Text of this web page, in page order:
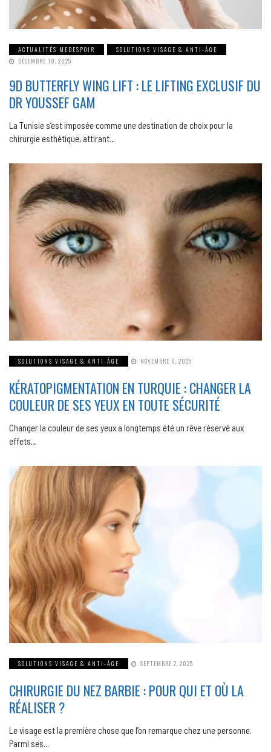
ACTUALITÉS MEDESPOIR
SOLUTIONS VISAGE & ANTI-ÂGE
DÉCEMBRE 10, 2025
9D BUTTERFLY WING LIFT : LE LIFTING EXCLUSIF DU
DR YOUSSEF GAM
La Tunisie s’est imposée comme une destination de choix pour la
chirurgie esthétique, attirant…
SOLUTIONS VISAGE & ANTI-ÂGE NOVEMBRE 6, 2025
KÉRATOPIGMENTATION EN TURQUIE : CHANGER LA
COULEUR DE SES YEUX EN TOUTE SÉCURITÉ
Changer la couleur de ses yeux a longtemps été un rêve réservé aux
effets…
SOLUTIONS VISAGE & ANTI-ÂGE SEPTEMBRE 2, 2025
CHIRURGIE DU NEZ BARBIE : POUR QUI ET OÙ LA
RÉALISER ?
Le visage est la première chose que l’on remarque chez une personne.
Parmi ses…